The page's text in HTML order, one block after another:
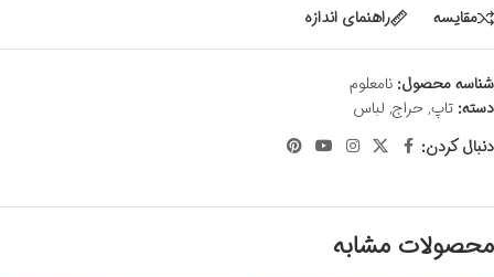
مقايسه راهنمای اندازه
شناسه محصول: نامعلوم
دسته: تاپ,حراج, لباس
دنبال کردن:
محصولات مشابه